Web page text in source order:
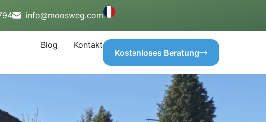
info@moosweg.com
Blog
Kontakt
Kostenloses Beratung